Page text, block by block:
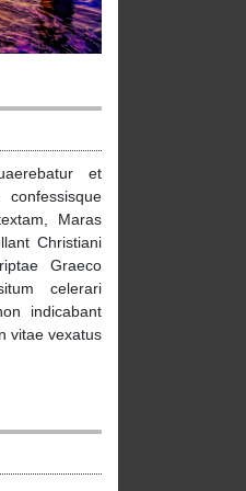
et
Maras
Christiani
Graeco
celerari
indicabant
vitae vexatus